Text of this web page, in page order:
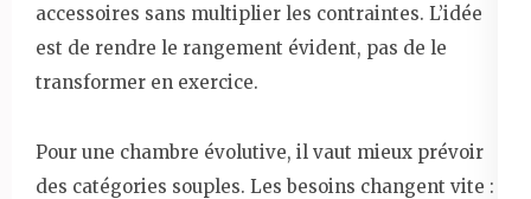
accessoires sans multiplier les contraintes. L’idée
est de rendre le rangement évident, pas de le
transformer en exercice.
Pour une chambre évolutive, il vaut mieux prévoir
des catégories souples. Les besoins changent vite :